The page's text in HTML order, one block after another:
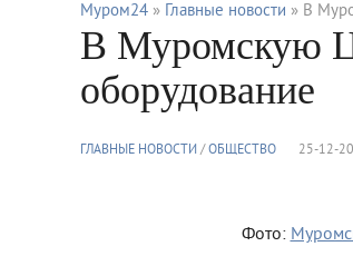
Муром24 » Главные новости » В
В Муромскую
оборудование
ГЛАВНЫЕ НОВОСТИ/ ОБЩЕСТВО 25-12-
Фото: